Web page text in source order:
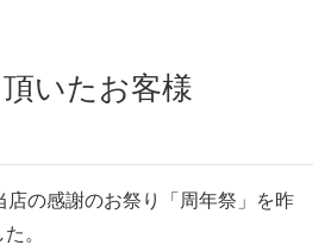
店の感謝のお祭り「周年祭」を昨
。